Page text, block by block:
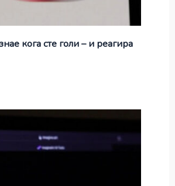
кога сте голи – и реагира